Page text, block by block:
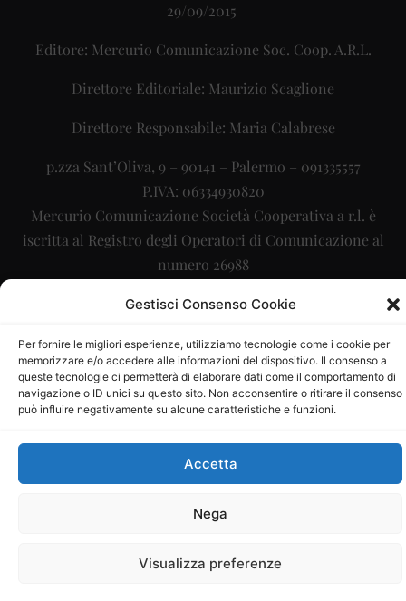
Gestisci Consenso Cookie
Per fornire le migliori esperienze, utilizziamo tecnologie come i cookie per
memorizzare e/o accedere alle informazioni del dispositivo. Il consenso a
queste tecnologie ci permetterà di elaborare dati come il comportamento di
navigazione o ID unici su questo sito. Non acconsentire o ritirare il consenso
può influire negativamente su alcune caratteristiche e funzioni.
Accetta
Nega
Visualizza preferenze
29/09/2015
Editore: Mercurio Comunicazione Soc. Coop. A.R.L.
Direttore Editoriale: Maurizio Scaglione
Direttore Responsabile: Maria Calabrese
p.zza Sant’Oliva, 9 – 90141 – Palermo – 091335557
P.IVA: 06334930820
Mercurio Comunicazione Società Cooperativa a r.l. è
iscritta al Registro degli Operatori di Comunicazione al
numero 26988
Sito gestito daLa Digitale srl–info@ladigitale.it